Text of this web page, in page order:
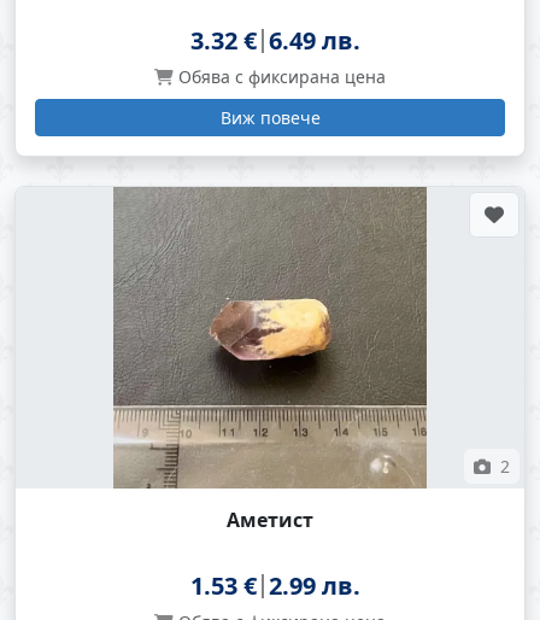
3.32 € 6.49 лв.
Обява с фиксирана цена
Виж повече
2
Аметист
1.53 € 2.99 лв.